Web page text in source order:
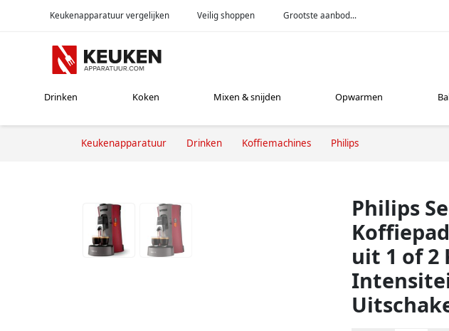
Keukenapparatuur vergelijken Veilig shoppen Grootste aanbod...
Drinken Koken Mixen & snijden Opwarmen
Keukenapparatuur Drinken Koffiemachines Philips
Philips
uit 1 of 2